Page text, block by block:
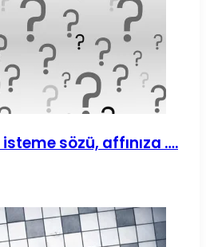
sözü, affınıza ….